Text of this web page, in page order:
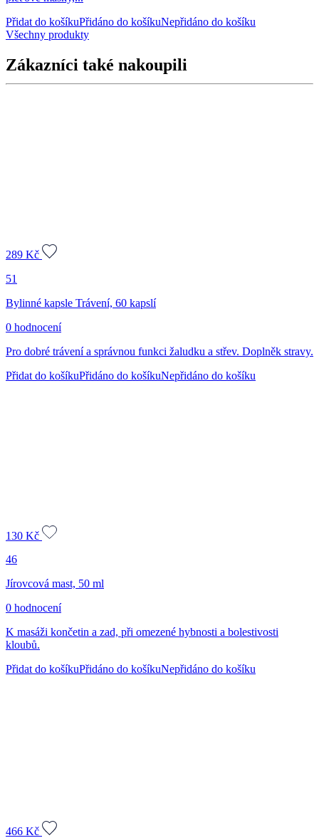
Přidat do košíkuPřidáno do košíkuNepřidáno do košíku
Všechny produkty
Zákazníci také nakoupili
289 Kč
51
Bylinné kapsle Trávení, 60 kapslí
0 hodnocení
Pro dobré trávení a správnou funkci žaludku a střev. Doplněk stravy.
Přidat do košíkuPřidáno do košíkuNepřidáno do košíku
130 Kč
46
Jírovcová mast, 50 ml
0 hodnocení
K masáži končetin a zad, při omezené hybnosti a bolestivosti
kloubů.
Přidat do košíkuPřidáno do košíkuNepřidáno do košíku
466 Kč